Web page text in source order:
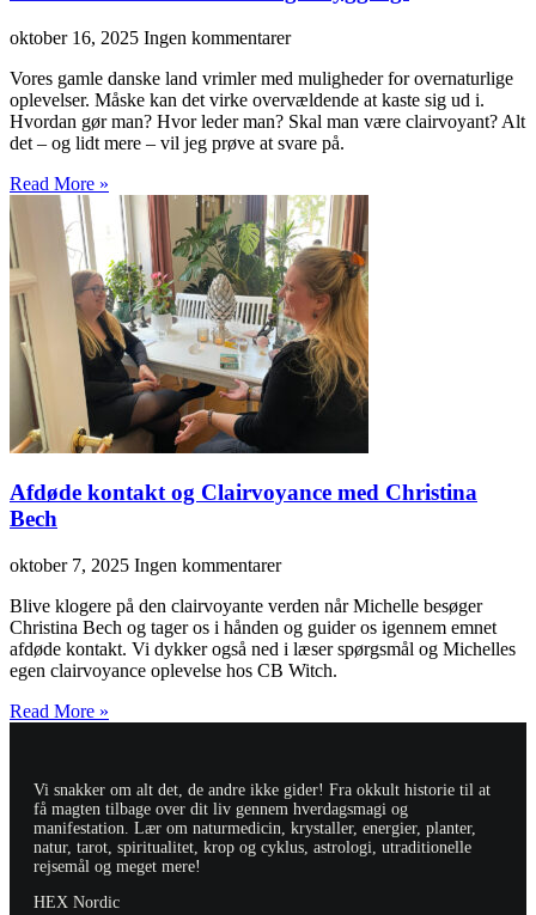
oktober 16, 2025 Ingen kommentarer
Vores gamle danske land vrimler med muligheder for overnaturlige
oplevelser. Måske kan det virke overvældende at kaste sig ud i.
Hvordan gør man? Hvor leder man? Skal man være clairvoyant? Alt
det – og lidt mere – vil jeg prøve at svare på.
Read More »
Afdøde kontakt og Clairvoyance med Christina
Bech
oktober 7, 2025 Ingen kommentarer
Blive klogere på den clairvoyante verden når Michelle besøger
Christina Bech og tager os i hånden og guider os igennem emnet
afdøde kontakt. Vi dykker også ned i læser spørgsmål og Michelles
egen clairvoyance oplevelse hos CB Witch.
Read More »
Vi snakker om alt det, de andre ikke gider! Fra okkult historie til at
få magten tilbage over dit liv gennem hverdagsmagi og
manifestation. Lær om naturmedicin, krystaller, energier, planter,
natur, tarot, spiritualitet, krop og cyklus, astrologi, utraditionelle
rejsemål og meget mere!
HEX Nordic